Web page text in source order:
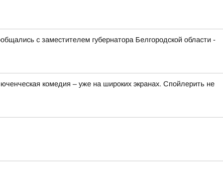
с заместителем губернатора Белгородской области -
комедия – уже на широких экранах. Спойлерить не